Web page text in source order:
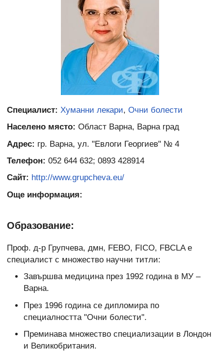
Специалист: Хуманни лекари, Очни болести
Населено място: Област Варна, Варна град
Адрес: гр. Варна, ул. "Евлоги Георгиев" № 4
Телефон: 052 644 632; 0893 428914
Сайт: http://www.grupcheva.eu/
Още информация:
Образование:
Проф. д-р Групчева, дмн, FEBO, FICO, FBCLA е
специалист с множество научни титли:
Завършва медицина през 1992 година в МУ –
Варна.
През 1996 година се дипломира по
специалността "Очни болести".
Преминава множество специализации в Лондон
и Великобритания.